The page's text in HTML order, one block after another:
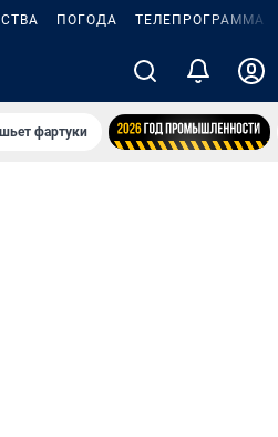
ПОГОДА ТЕЛЕПРОГРАММА
фартуки